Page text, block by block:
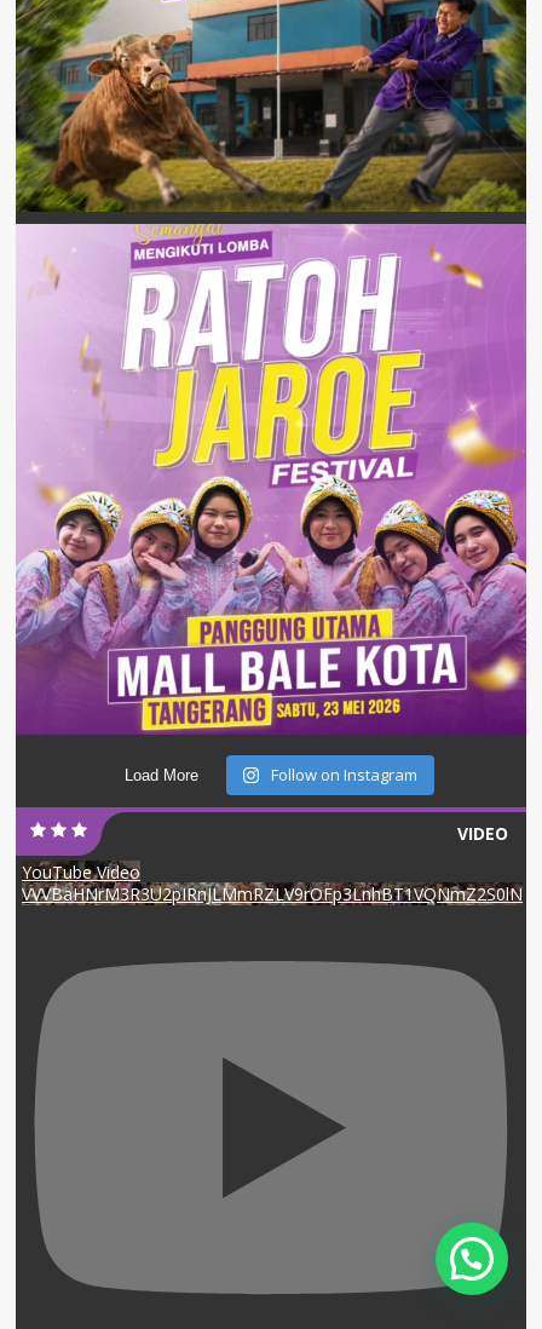
Load More Follow on Instagram
VIDEO
YouTube Video
VVVBaHNrM3R3U2pIRnJLMmRZLV9rOFp3LnhBT1VQNmZ2S0lN